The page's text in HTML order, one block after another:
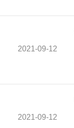
2021-09-12
2021-09-12